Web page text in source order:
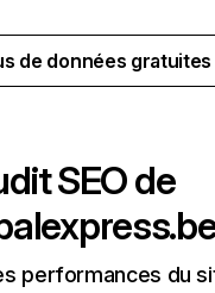
de données
SEO de
performances du